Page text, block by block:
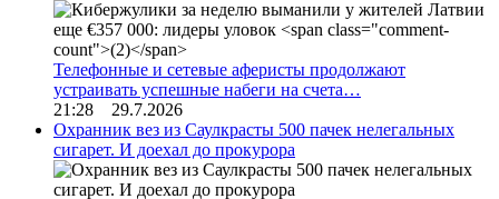
Телефонные и сетевые аферисты продолжают
устраивать успешные набеги на счета…
21:28 29.7.2026
Охранник вез из Саулкрасты 500 пачек нелегальных
сигарет. И доехал до прокурора